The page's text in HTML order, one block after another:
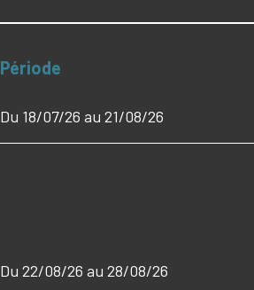
Période
Du 18/07/26 au 21/08/26
Du 22/08/26 au 28/08/26